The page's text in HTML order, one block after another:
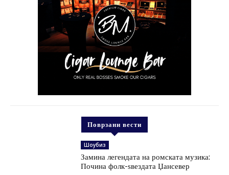
Поврзани вести
Шоубиз
Замина легендата на ромската музика:
Почина фолк-ѕвездата Џансевер